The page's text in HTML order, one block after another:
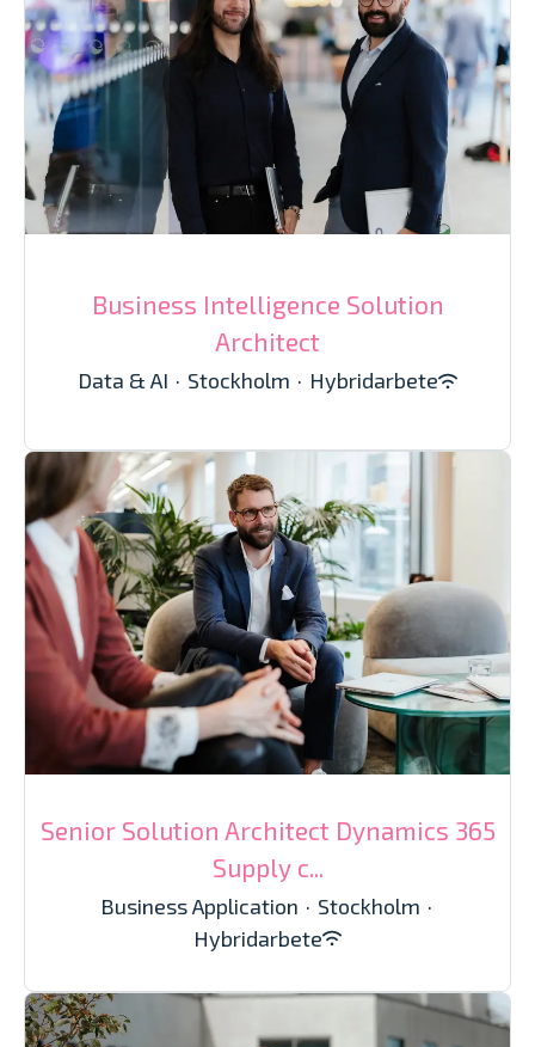
Business Intelligence Solution
Architect
Data & AI · Stockholm · Hybridarbete
Senior Solution Architect Dynamics 365
Supply c...
Business Application · Stockholm ·
Hybridarbete